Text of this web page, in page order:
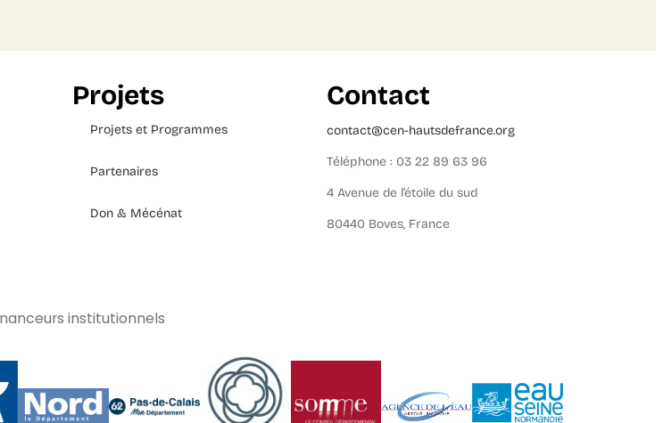
Projets
Projets et Programmes
Partenaires
Don & Mécénat
Contact
contact@cen-hautsdefrance.org
Téléphone : 03 22 89 63 96
4 Avenue de l’étoile du sud
80440 Boves, France
institutionnels